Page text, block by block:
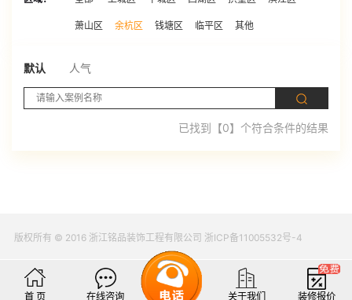
萧山区 余杭区 钱塘区 临平区 其他
默认 人气
已找到【0】个符合条件的结果
版权所有 © 2016 浙江铭品装饰工程有限公司 浙ICP备11005532号-4
首 页 在线咨询 关于我们 装修报价